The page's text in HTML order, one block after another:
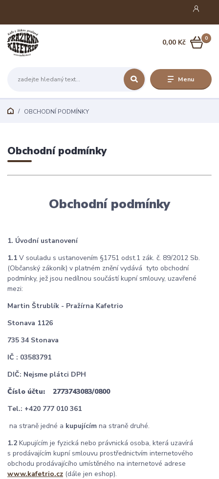
Menu
0
0,00 Kč
OBCHODNÍ PODMÍNKY
Obchodní podmínky
Obchodní podmínky
1. Úvodní ustanovení
1.1 V souladu s ustanovením §1751 odst.1 zák. č. 89/2012 Sb.
(Občanský zákoník) v platném znění vydává tyto obchodní
podmínky, jež jsou nedílnou součástí kupní smlouvy, uzavřené
mezi:
Martin Štrublík - Pražírna Kafetrio
Stonava 1126
735 34 Stonava
IČ : 03583791
DIČ: Nejsme plátci DPH
Číslo účtu: 2773743083/0800
Tel.: +420 777 010 361
na straně jedné a kupujícím na straně druhé.
1.2 Kupujícím je fyzická nebo právnická osoba, která uzavírá
s prodávajícím kupní smlouvu prostřednictvím internetového
obchodu prodávajícího umístěného na internetové adrese
www.kafetrio.cz (dále jen eshop).